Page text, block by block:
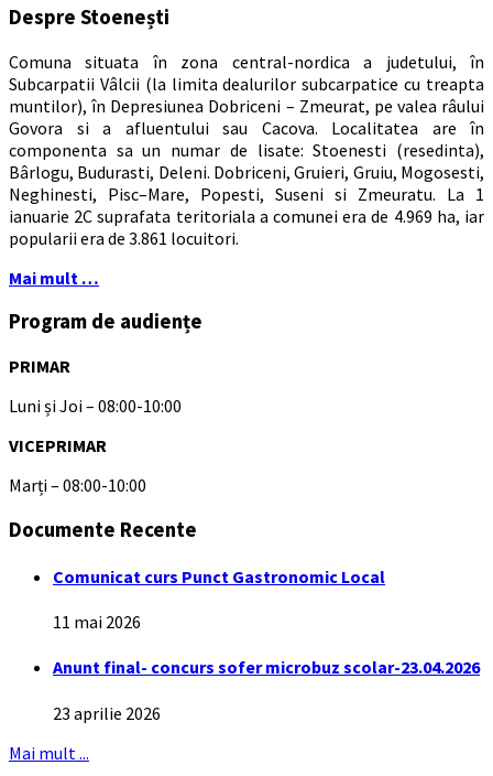
Despre Stoenești
Comuna situata în zona central-nordica a judetului, în
Subcarpatii Vâlcii (la limita dealurilor subcarpatice cu treapta
muntilor), în Depresiunea Dobriceni – Zmeurat, pe valea râului
Govora si a afluentului sau Cacova. Localitatea are în
componenta sa un numar de lisate: Stoenesti (resedinta),
Bârlogu, Budurasti, Deleni. Dobriceni, Gruieri, Gruiu, Mogosesti,
Neghinesti, Pisc–Mare, Popesti, Suseni si Zmeuratu. La 1
ianuarie 2C suprafata teritoriala a comunei era de 4.969 ha, iar
popularii era de 3.861 locuitori.
Mai mult …
Program de audiențe
PRIMAR
Luni și Joi – 08:00-10:00
VICEPRIMAR
Marți – 08:00-10:00
Documente Recente
Comunicat curs Punct Gastronomic Local
11 mai 2026
Anunt final- concurs sofer microbuz scolar-23.04.2026
23 aprilie 2026
Mai mult ...